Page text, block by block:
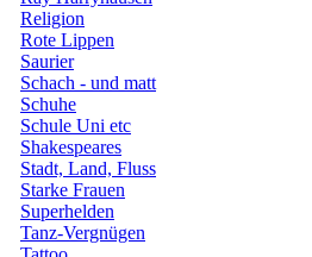
Religion
Rote Lippen
Saurier
Schach - und matt
Schuhe
Schule Uni etc
Shakespeares
Stadt, Land, Fluss
Starke Frauen
Superhelden
Tanz-Vergnügen